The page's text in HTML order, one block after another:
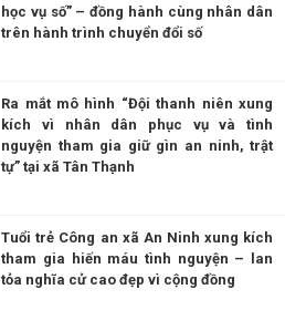
học vụ số” – đồng hành cùng nhân dân
trên hành trình chuyển đổi số
Ra mắt mô hình “Đội thanh niên xung
kích vì nhân dân phục vụ và tình
nguyện tham gia giữ gìn an ninh, trật
tự” tại xã Tân Thạnh
Tuổi trẻ Công an xã An Ninh xung kích
tham gia hiến máu tình nguyện – lan
tỏa nghĩa cử cao đẹp vì cộng đồng